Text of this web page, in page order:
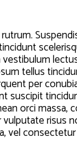
tellus
per
suscipit
orci massa,
risus
vel